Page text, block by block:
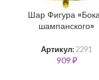
Шар Фигура
шампанского»
Артикул: 2291
909₽